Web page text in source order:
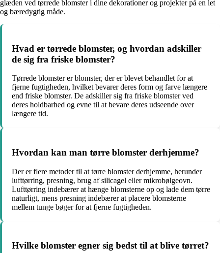
glæden ved tørrede blomster i dine dekorationer og projekter på en let
og bæredygtig måde.
Hvad er tørrede blomster, og hvordan adskiller
de sig fra friske blomster?
Tørrede blomster er blomster, der er blevet behandlet for at
fjerne fugtigheden, hvilket bevarer deres form og farve længere
end friske blomster. De adskiller sig fra friske blomster ved
deres holdbarhed og evne til at bevare deres udseende over
længere tid.
Hvordan kan man tørre blomster derhjemme?
Der er flere metoder til at tørre blomster derhjemme, herunder
lufttørring, presning, brug af silicagel eller mikrobølgeovn.
Lufttørring indebærer at hænge blomsterne op og lade dem tørre
naturligt, mens presning indebærer at placere blomsterne
mellem tunge bøger for at fjerne fugtigheden.
Hvilke blomster egner sig bedst til at blive tørret?